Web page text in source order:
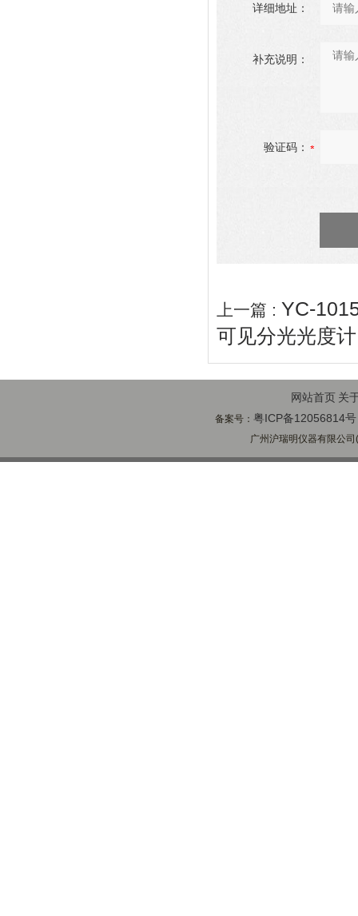
详细地址：
补充说明：
验证码：
上一篇 : YC-
可见分光光度计
网站首页 关
备案号： 粤ICP备12056814号
广州沪瑞明仪器有限公